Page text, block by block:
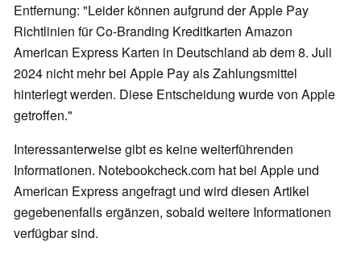
Entfernung: "Leider können aufgrund der Apple Pay
Richtlinien für Co-Branding Kreditkarten Amazon
American Express Karten in Deutschland ab dem 8. Juli
2024 nicht mehr bei Apple Pay als Zahlungsmittel
hinterlegt werden. Diese Entscheidung wurde von Apple
getroffen."
Interessanterweise gibt es keine weiterführenden
Informationen. Notebookcheck.com hat bei Apple und
American Express angefragt und wird diesen Artikel
gegebenenfalls ergänzen, sobald weitere Informationen
verfügbar sind.